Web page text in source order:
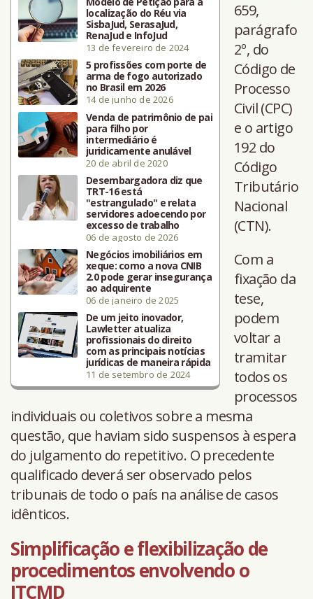
localização do Réu via
SisbaJud, SerasaJud,
RenaJud e InfoJud
13 de fevereiro de 2024
5 profissões com porte de
arma de fogo autorizado
no Brasil em 2026
14 de junho de 2026
Venda de patrimônio de pai
para filho por
intermediário é
juridicamente anulável
20 de abril de 2020
Desembargadora diz que
TRT-16 está
"estrangulado" e relata
servidores adoecendo por
excesso de trabalho
06 de agosto de 2026
Negócios imobiliários em
xeque: como a nova CNIB
2.0 pode gerar insegurança
ao adquirente
06 de janeiro de 2025
De um jeito inovador,
Lawletter atualiza
profissionais do direito
com as principais notícias
jurídicas de maneira rápida
11 de setembro de 2024
659,
parágrafo
2º, do
Código de
Processo
Civil (CPC)
e o artigo
192 do
Código
Tributário
Nacional
(CTN).
Com a
fixação da
tese,
podem
voltar a
tramitar
todos os
processos
individuais ou coletivos sobre a mesma
questão, que haviam sido suspensos à espera
do julgamento do repetitivo. O precedente
qualificado deverá ser observado pelos
tribunais de todo o país na análise de casos
idênticos.
Simplificação e flexibilização de
procedimentos envolvendo o
ITCMD